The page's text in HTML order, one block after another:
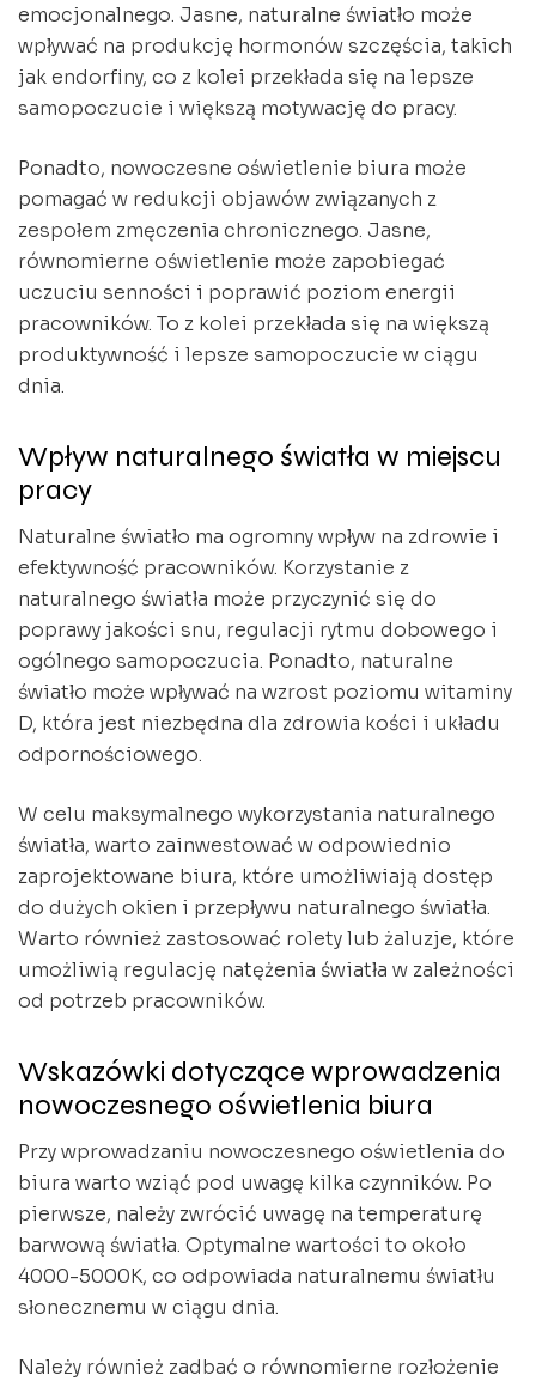
emocjonalnego. Jasne, naturalne światło może
wpływać na produkcję hormonów szczęścia, takich
jak endorfiny, co z kolei przekłada się na lepsze
samopoczucie i większą motywację do pracy.
Ponadto, nowoczesne oświetlenie biura może
pomagać w redukcji objawów związanych z
zespołem zmęczenia chronicznego. Jasne,
równomierne oświetlenie może zapobiegać
uczuciu senności i poprawić poziom energii
pracowników. To z kolei przekłada się na większą
produktywność i lepsze samopoczucie w ciągu
dnia.
Wpływ naturalnego światła w miejscu
pracy
Naturalne światło ma ogromny wpływ na zdrowie i
efektywność pracowników. Korzystanie z
naturalnego światła może przyczynić się do
poprawy jakości snu, regulacji rytmu dobowego i
ogólnego samopoczucia. Ponadto, naturalne
światło może wpływać na wzrost poziomu witaminy
D, która jest niezbędna dla zdrowia kości i układu
odpornościowego.
W celu maksymalnego wykorzystania naturalnego
światła, warto zainwestować w odpowiednio
zaprojektowane biura, które umożliwiają dostęp
do dużych okien i przepływu naturalnego światła.
Warto również zastosować rolety lub żaluzje, które
umożliwią regulację natężenia światła w zależności
od potrzeb pracowników.
Wskazówki dotyczące wprowadzenia
nowoczesnego oświetlenia biura
Przy wprowadzaniu nowoczesnego oświetlenia do
biura warto wziąć pod uwagę kilka czynników. Po
pierwsze, należy zwrócić uwagę na temperaturę
barwową światła. Optymalne wartości to około
4000-5000K, co odpowiada naturalnemu światłu
słonecznemu w ciągu dnia.
Należy również zadbać o równomierne rozłożenie